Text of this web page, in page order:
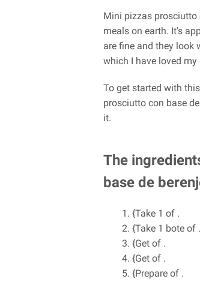
Mini pizzas prosciutto
meals on earth. It's
are fine and they look
which I have loved my
To get started with
prosciutto con base
it.
The
base de
{Take 1 of .
{Take 1 bote of .
{Get of .
{Get of .
{Prepare of .